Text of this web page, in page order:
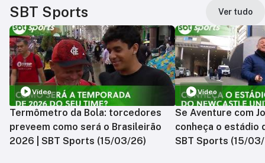
SBT Sports Ver tudo
Vídeo
Termômetro da Bola: torcedores
preveem como será o Brasileirão
2026 | SBT Sports (15/03/26)
Vídeo
Se Aventure com
conheça o estádio
SBT Sports (15/